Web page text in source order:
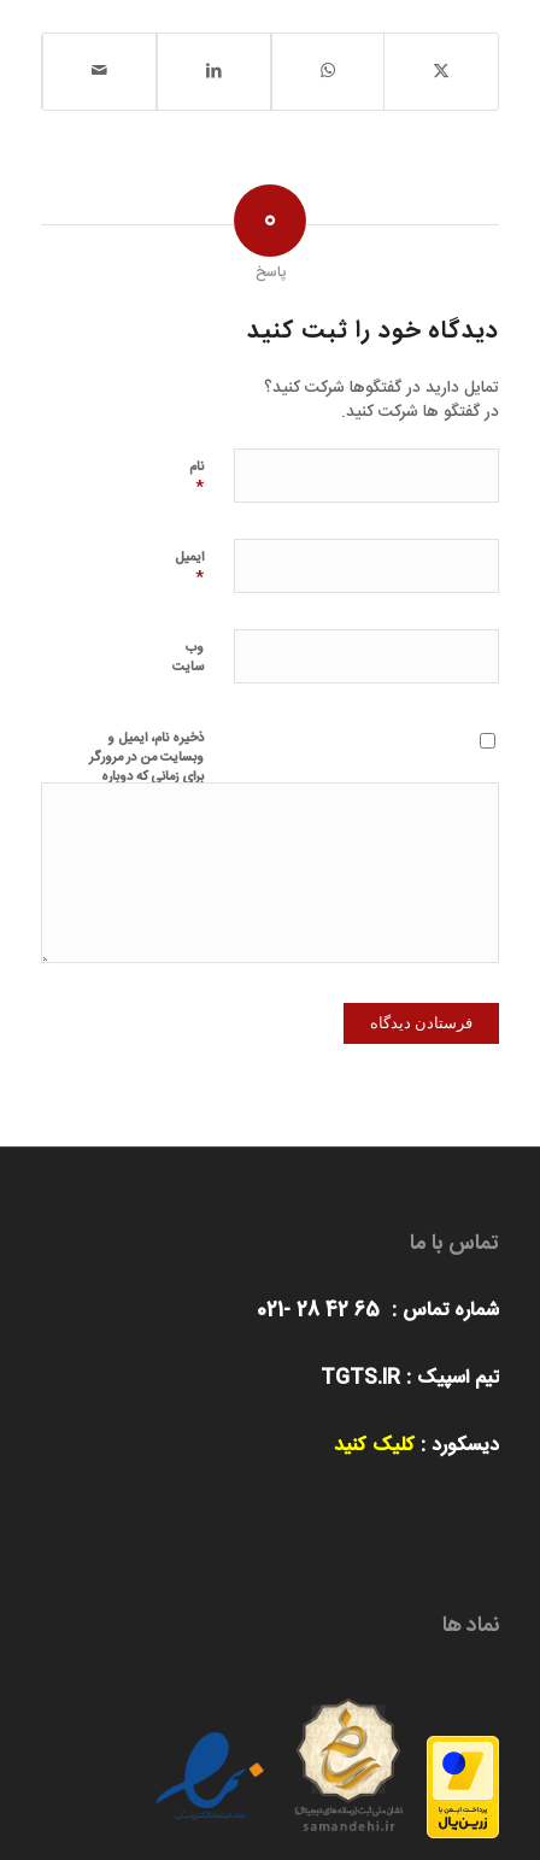
0
پاسخ
دیدگاه خود را ثبت کنید
تمایل دارید در گفتگوها شرکت کنید؟
در گفتگو ها شرکت کنید.
نام
*
ایمیل
*
وب‌
سایت
ذخیره نام، ایمیل و
وبسایت من در مرورگر
برای زمانی که دوباره
تماس با ما
شماره تماس : 65 42 28 -021
تیم اسپیک : TGTS.IR
دیسکورد :کلیک کنید
نماد ها